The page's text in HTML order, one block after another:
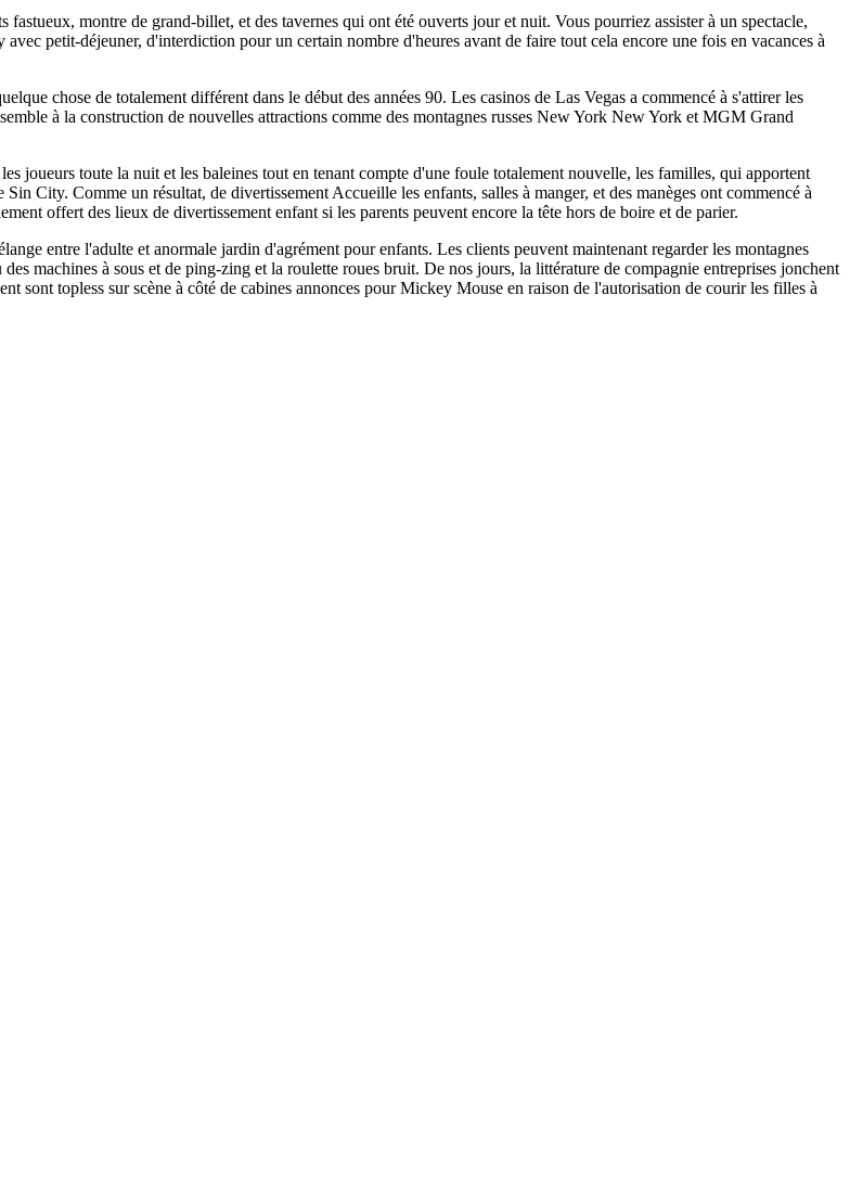
fastueux, montre de grand-billet, et des tavernes qui ont été ouverts jour et nuit. Vous pourriez assister à un spectacle,
petit-déjeuner, d'interdiction pour un certain nombre d'heures avant de faire tout cela encore une fois en vacances à
chose de totalement différent dans le début des années 90. Les casinos de Las Vegas a commencé à s'attirer les
à la construction de nouvelles attractions comme des montagnes russes New York New York et MGM Grand
joueurs toute la nuit et les baleines tout en tenant compte d'une foule totalement nouvelle, les familles, qui apportent
City. Comme un résultat, de divertissement Accueille les enfants, salles à manger, et des manèges ont commencé à
offert des lieux de divertissement enfant si les parents peuvent encore la tête hors de boire et de parier.
entre l'adulte et anormale jardin d'agrément pour enfants. Les clients peuvent maintenant regarder les montagnes
des machines à sous et de ping-zing et la roulette roues bruit. De nos jours, la littérature de compagnie entreprises jonchent
sont topless sur scène à côté de cabines annonces pour Mickey Mouse en raison de l'autorisation de courir les filles à